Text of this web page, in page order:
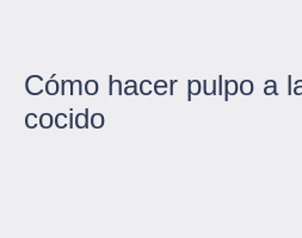
Cómo hacer pulpo a
cocido